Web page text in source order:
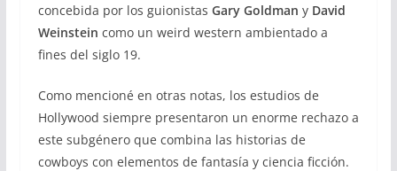
concebida por los guionistas Gary Goldman y David
Weinstein como un weird western ambientado a
fines del siglo 19.
Como mencioné en otras notas, los estudios de
Hollywood siempre presentaron un enorme rechazo a
este subgénero que combina las historias de
cowboys con elementos de fantasía y ciencia ficción.